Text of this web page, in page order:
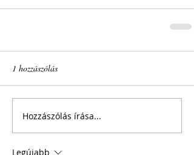
1 hozzászólás
Hozzászólás írása...
Legújabb